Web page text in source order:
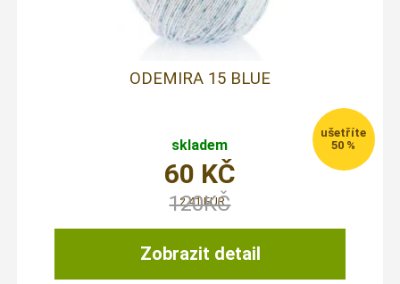
ODEMIRA 15 BLUE
skladem
Zobrazit detail
60 KČ
2,41 EUR
50 %
120KČ